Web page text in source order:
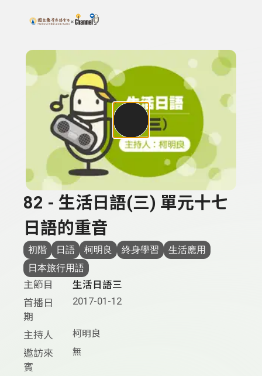
上方功能區塊
搜尋關鍵字：可輸入節目名稱、主持人或關鍵字
82 - 生活日語(三) 單元十七
日語的重音
初階 日語 柯明良 終身學習
生活應用
日本旅行用語
主節目
生活日語三
首播日
期
2017-01-12
主持人 柯明良
邀訪來
賓
無